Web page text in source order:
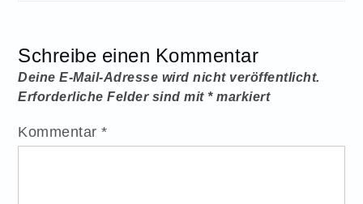
Schreibe einen Kommentar
Deine E-Mail-Adresse wird nicht veröffentlicht.
Erforderliche Felder sind mit*markiert
Kommentar*